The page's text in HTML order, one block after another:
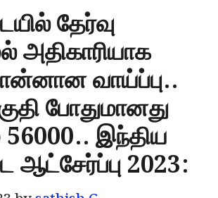
தேர்வு
அதிகாரியாக
வாய்ப்பு..
போதுமானது
இந்திய
ஆட்சேர்ப்பு 2023: